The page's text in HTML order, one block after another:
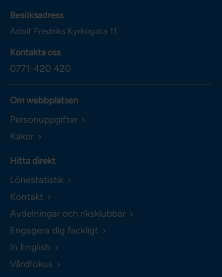
Besöksadress
Adolf Fredriks Kyrkogata 11
Kontakta oss
0771-420 420
Om webbplatsen
Personuppgifter
Kakor
Hitta direkt
Lönestatistik
Kontakt
Avdelningar och riksklubbar
Engagera dig fackligt
In English
Vårdfokus